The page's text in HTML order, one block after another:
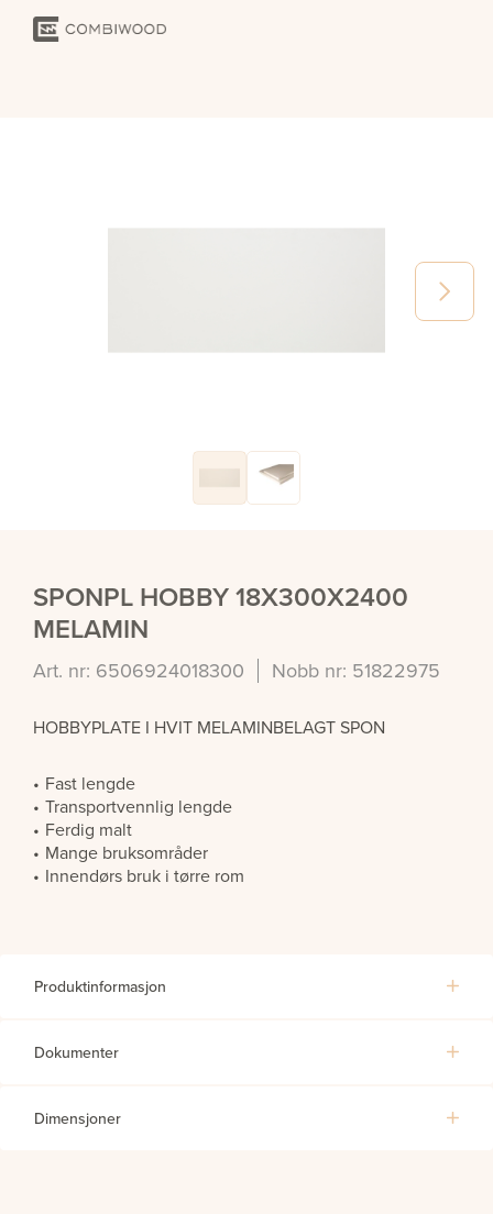
SPONPL HOBBY 18X300X2400
MELAMIN
Art. nr: 6506924018300 Nobb nr: 51822975
HOBBYPLATE I HVIT MELAMINBELAGT SPON
Fast lengde
Transportvennlig lengde
Ferdig malt
Mange bruksområder
Innendørs bruk i tørre rom
Produktinformasjon
Dokumenter
Dimensjoner